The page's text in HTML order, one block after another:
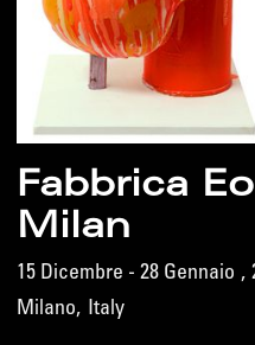
Fabbrica
Milan
15 Dicembre - 28 Gennaio ,
Milano, Italy